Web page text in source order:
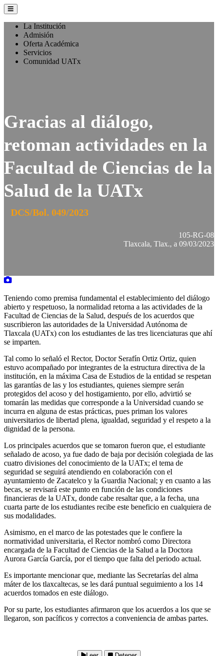
La Institución
Admisión
Oferta Académica
Servicios
Comunidad UATx
Gracias al diálogo,
retoman actividades en la
Facultad de Ciencias de la
Salud de la UATx
DCS/Bol. 049/2023
105-RG-08
Tlaxcala, Tlax., a 09/03/2023
Teniendo como premisa fundamental el establecimiento del diálogo
abierto y respetuoso, la normalidad retorna a las actividades de la
Facultad de Ciencias de la Salud, después de los acuerdos que
suscribieron las autoridades de la Universidad Autónoma de
Tlaxcala (UATx) con los estudiantes de las tres licenciaturas que ahí
se imparten.
Tal como lo señaló el Rector, Doctor Serafín Ortiz Ortiz, quien
estuvo acompañado por integrantes de la estructura directiva de la
institución, en la máxima Casa de Estudios de la entidad se respetan
las garantías de las y los estudiantes, quienes siempre serán
protegidos del acoso y del hostigamiento, por ello, advirtió se
tomarán las medidas que corresponde a la Universidad cuando se
incurra en alguna de estas prácticas, pues priman los valores
universitarios de libertad plena, igualdad, seguridad y el respeto a la
dignidad de la persona.
Los principales acuerdos que se tomaron fueron que, el estudiante
señalado de acoso, ya fue dado de baja por decisión colegiada de las
cuatro divisiones del conocimiento de la UATx; el tema de
seguridad se seguirá atendiendo en colaboración con el
ayuntamiento de Zacatelco y la Guardia Nacional; y en cuanto a las
becas, se revisará este punto en función de las condiciones
financieras de la UATx, donde cabe resaltar que, a la fecha, una
cuarta parte de los estudiantes recibe este beneficio en cualquiera de
sus modalidades.
Asimismo, en el marco de las potestades que le confiere la
normatividad universitaria, el Rector nombró como Directora
encargada de la Facultad de Ciencias de la Salud a la Doctora
Aurora García García, por el tiempo que falta del periodo actual.
Es importante mencionar que, mediante las Secretarías del alma
máter de los tlaxcaltecas, se les dará puntual seguimiento a los 14
acuerdos tomados en este diálogo.
Por su parte, los estudiantes afirmaron que los acuerdos a los que se
llegaron, son pacíficos y correctos a conveniencia de ambas partes.